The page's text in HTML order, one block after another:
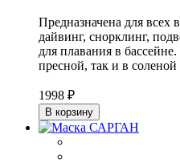
Предназначена для всех
дайвинг, снорклинг,
для плавания в
пресной, так и в соленой
1998 ₽
В корзину